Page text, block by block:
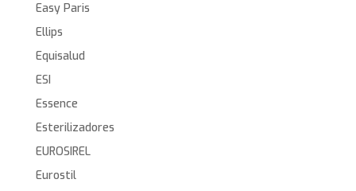
Easy Paris
Ellips
Equisalud
ESI
Essence
Esterilizadores
EUROSIREL
Eurostil